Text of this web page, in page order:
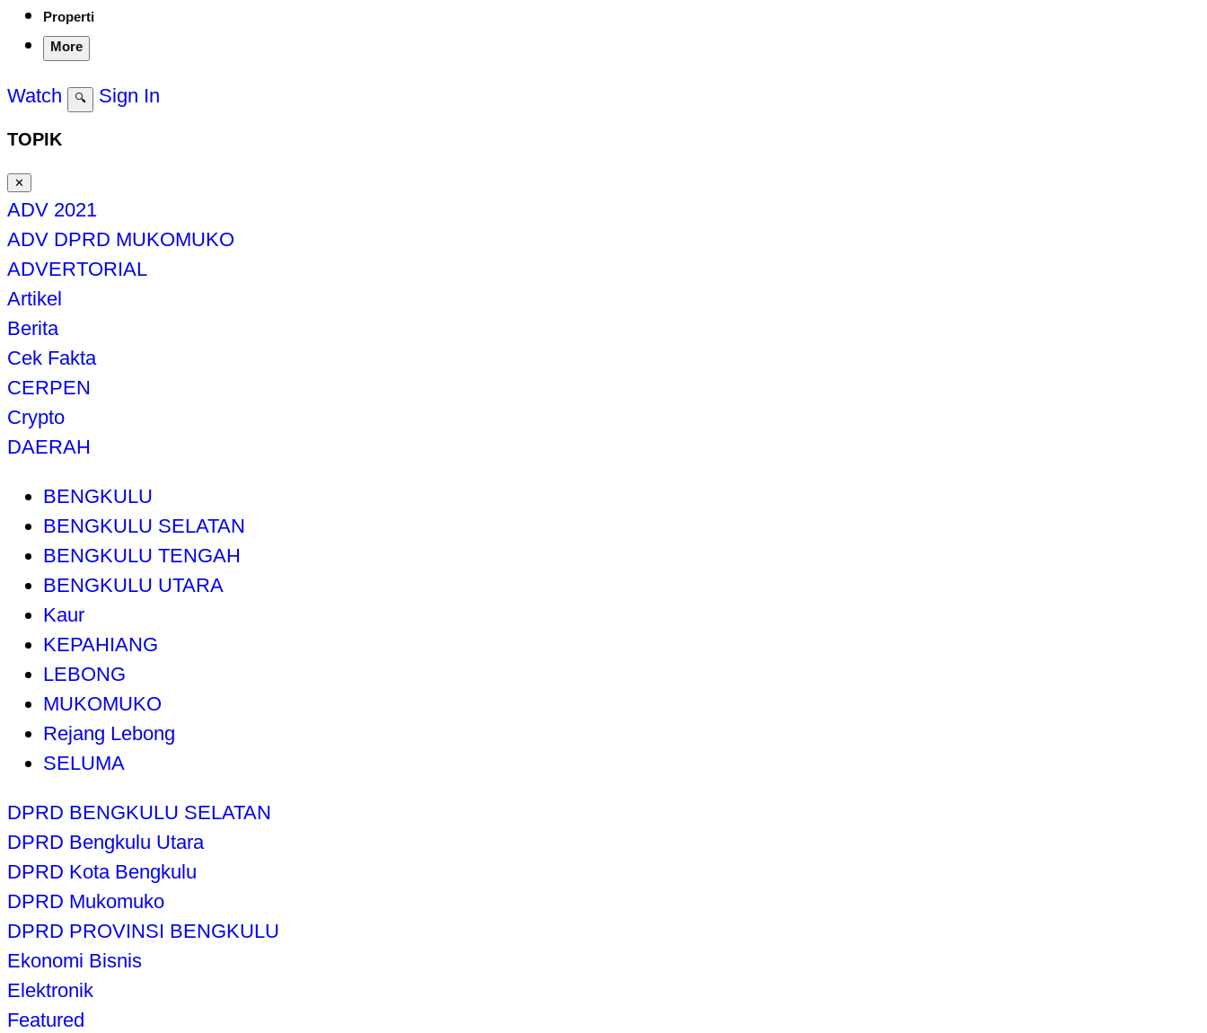
Properti
More
Watch 🔍 Sign In
TOPIK
✕
ADV 2021
ADV DPRD MUKOMUKO
ADVERTORIAL
Artikel
Berita
Cek Fakta
CERPEN
Crypto
DAERAH
BENGKULU
BENGKULU SELATAN
BENGKULU TENGAH
BENGKULU UTARA
Kaur
KEPAHIANG
LEBONG
MUKOMUKO
Rejang Lebong
SELUMA
DPRD BENGKULU SELATAN
DPRD Bengkulu Utara
DPRD Kota Bengkulu
DPRD Mukomuko
DPRD PROVINSI BENGKULU
Ekonomi Bisnis
Elektronik
Featured